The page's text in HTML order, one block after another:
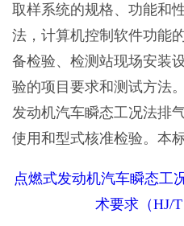
取样系统的规格、功能和
法，计算机控制软件功能
备检验、检测站现场安装
验的项目要求和测试方法
发动机汽车瞬态工况法排
使用和型式核准检验。本
点燃式发动机汽车瞬态工
术要求（HJ/T